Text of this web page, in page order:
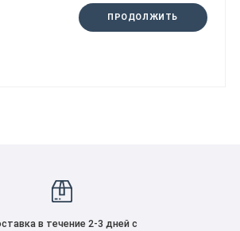
ПРОДОЛЖИТЬ
в течение 2-3 дней с